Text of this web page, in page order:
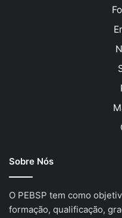
Sobre Nós
O PEBSP tem como
formação, qualificação,